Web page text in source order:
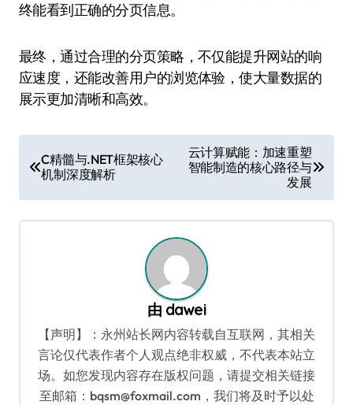
终能看到正确的分页信息。
最终，通过合理的分页策略，不仅能提升网站的响
应速度，还能改善用户的浏览体验，使大量数据的
展示更加清晰和高效。
章
导
航
C精髓与.NET框架核心
机制深度解析
云计算赋能：加速重塑
智能制造的核心路径与
发展
由 dawei
【声明】：永州站长网内容转载自互联网，其相关
言论仅代表作者个人观点绝非权威，不代表本站立
场。如您发现内容存在版权问题，请提交相关链接
至邮箱：bqsm@foxmail.com，我们将及时予以处